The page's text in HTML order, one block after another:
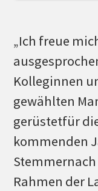
„Ich freue
Kolleginnen
gewählten
gerüstetfür
kommenden
Rahmen der